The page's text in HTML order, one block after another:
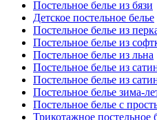
Постельное белье из бязи
Детское постельное белье
Постельное белье из
Постельное белье из
Постельное белье из льна
Постельное белье из
Постельное белье из
Постельное белье зима-
Постельное белье с
Трикотажное постельное